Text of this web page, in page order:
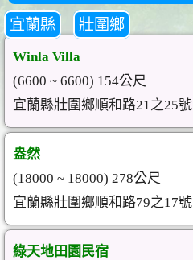
宜蘭縣 壯圍鄉
Winla Villa
(6600 ~ 6600) 154公尺
宜蘭縣壯圍鄉順和路21之25號
盎然
(18000 ~ 18000) 278公尺
宜蘭縣壯圍鄉順和路79之17號
綠天地田園民宿